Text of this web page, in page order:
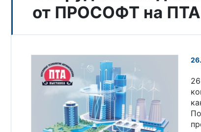
от ПРОСОФТ на ПТА